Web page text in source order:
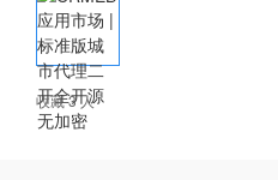
收藏 3 人